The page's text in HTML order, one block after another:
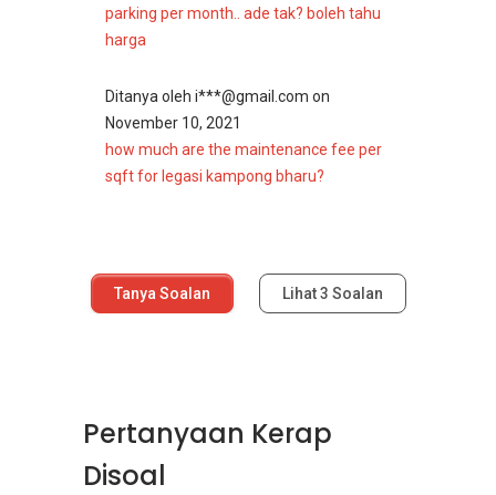
parking per month.. ade tak? boleh tahu
harga
Ditanya oleh i***@gmail.com on
November 10, 2021
how much are the maintenance fee per
sqft for legasi kampong bharu?
Tanya Soalan Lihat3 Soalan
Pertanyaan Kerap
Disoal